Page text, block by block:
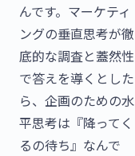
んです。マーケティ
ングの垂直思考が徹
底的な調査と蓋然性
で答えを導くとした
ら、企画のための水
平思考は『降ってく
るの待ち』なんで